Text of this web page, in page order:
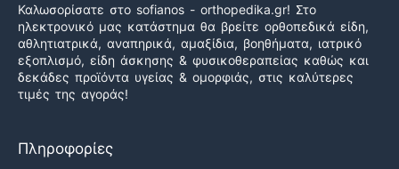
Καλωσορίσατε στο sofianos - orthopedika.gr! Στο
ηλεκτρονικό μας κατάστημα θα βρείτε ορθοπεδικά είδη,
αθλητιατρικά, αναπηρικά, αμαξίδια, βοηθήματα, ιατρικό
εξοπλισμό, είδη άσκησης & φυσικοθεραπείας καθώς και
δεκάδες προϊόντα υγείας & ομορφιάς, στις καλύτερες
τιμές της αγοράς!
Πληροφορίες